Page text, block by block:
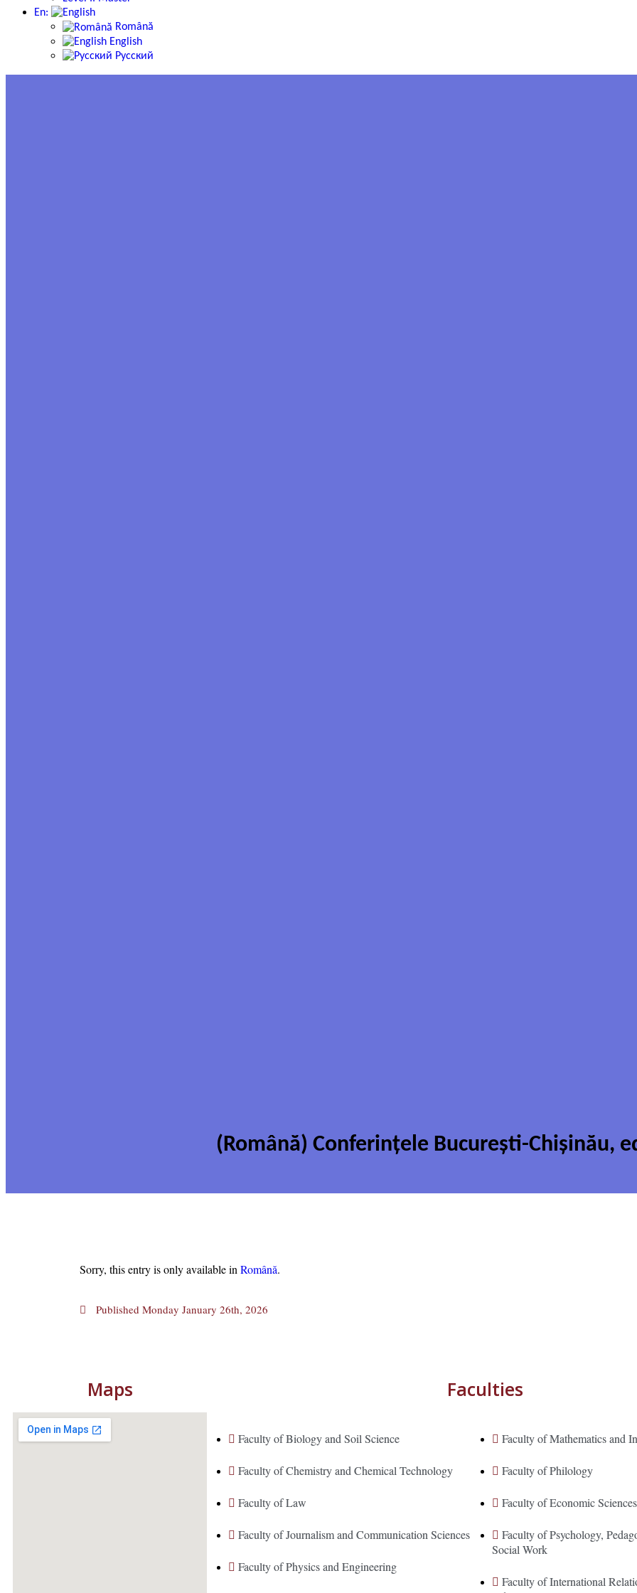
En:
Română
English
Русский
(Română) Conferințele București-Chișinău,
Sorry, this entry is only available in Română.
Published Monday January 26th, 2026
Maps Faculties
Faculty of Biology and Soil Science
Faculty of Chemistry and Chemical Technology
Faculty of Law
Faculty of Journalism and Communication Sciences
Faculty of Physics and Engineering
Faculty of Mathematics and
Faculty of Philology
Faculty of Economic Sciences
Faculty of Psychology,
Social Work
Faculty of International